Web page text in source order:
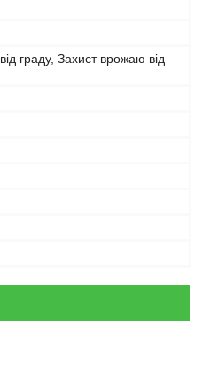
граду, Захист врожаю від